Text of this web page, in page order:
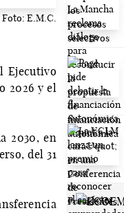
Foto: E.M.C.
Ejecutivo
2026 y el
2030, en
del 31